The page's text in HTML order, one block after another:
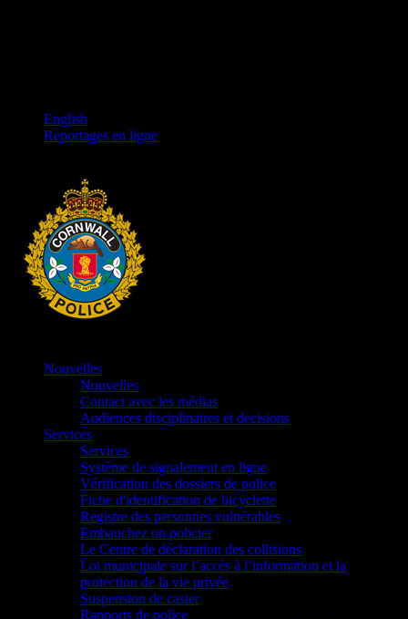
English
Reportages en ligne
Nouvelles
Nouvelles
Contact avec les médias
Audiences disciplinaires et decisions
Services
Services
Système de signalement en ligne
Vérification des dossiers de police
Fiche d'identification de bicyclette
Registre des personnes vulnérables
Embauchez un policier
Le Centre de déclaration des collisions
Loi municipale sur l’accès à l’information et la
protection de la vie privée
Suspension de casier
Rapports de police